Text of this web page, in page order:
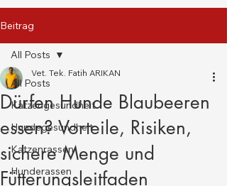
Beitrag
All Posts
Katzengesundheit
Hundegesundheit
Katzenrassen
Hunderassen
All Posts
Dürfen Hunde Blaubeeren
essen? Vorteile, Risiken,
sichere Menge und
Fütterungsleitfaden
Vet. Tek. Fatih ARIKAN